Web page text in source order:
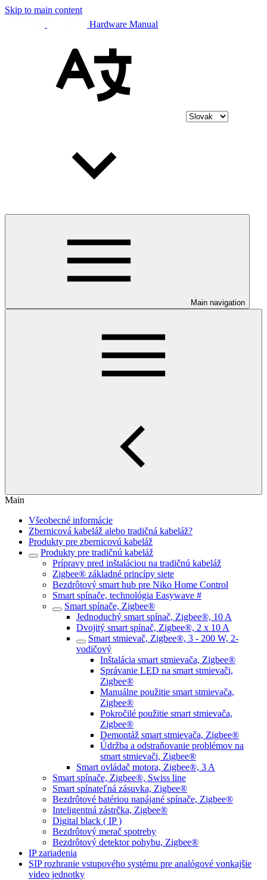
Skip to main content
Hardware Manual
Main navigation
Main
Všeobecné informácie
Zbernicová kabeláž alebo tradičná kabeláž?
Produkty pre zbernicovú kabeláž
Produkty pre tradičnú kabeláž
Prípravy pred inštaláciou na tradičnú kabeláž
Zigbee® základné princípy siete
Bezdrôtový smart hub pre Niko Home Control
Smart spínače, technológia Easywave #
Smart spínače, Zigbee®
Jednoduchý smart spínač, Zigbee®, 10 A
Dvojitý smart spínač, Zigbee®, 2 x 10 A
Smart stmievač, Zigbee®, 3 - 200 W, 2-
vodičový
Inštalácia smart stmievača, Zigbee®
Správanie LED na smart stmievači,
Zigbee®
Manuálne použitie smart stmievača,
Zigbee®
Pokročilé použitie smart stmievača,
Zigbee®
Demontáž smart stmievača, Zigbee®
Údržba a odstraňovanie problémov na
smart stmievači, Zigbee®
Smart ovládač motora, Zigbee®, 3 A
Smart spínače, Zigbee®, Swiss line
Smart spínateľná zásuvka, Zigbee®
Bezdrôtové batériou napájané spínače, Zigbee®
Inteligentná zástrčka, Zigbee®
Digital black ( IP )
Bezdrôtový merač spotreby
Bezdrôtový detektor pohybu, Zigbee®
IP zariadenia
SIP rozhranie vstupového systému pre analógové vonkajšie
video jednotky